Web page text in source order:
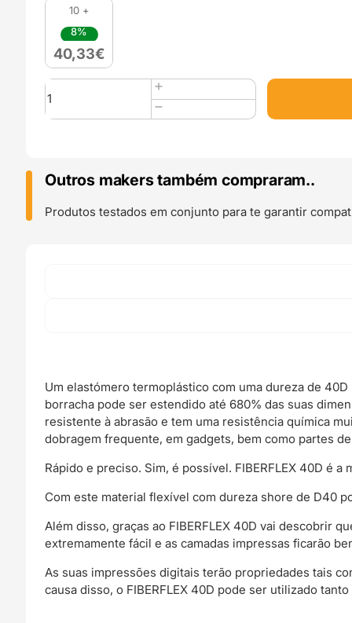
10 +
8%
40,33€
Quantidade
de
FIBERFLEX
Neon
Yellow
-
Outros makers também compraram..
Produtos testados em conjunto para te garantir
Um elastómero termoplástico com uma dureza de
borracha pode ser estendido até 680% das suas
resistente à abrasão e tem uma resistência química
dobragem frequente, em gadgets, bem como partes
Rápido e preciso. Sim, é possível. FIBERFLEX 40D é a
Com este material flexível com dureza shore de D40
Além disso, graças ao FIBERFLEX 40D vai descobrir
extremamente fácil e as camadas impressas ficarão
As suas impressões digitais terão propriedades tais
causa disso, o FIBERFLEX 40D pode ser utilizado